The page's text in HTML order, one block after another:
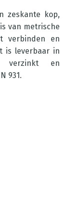
zeskante kop,
van metrische
verbinden en
is leverbaar in
verzinkt en
931.